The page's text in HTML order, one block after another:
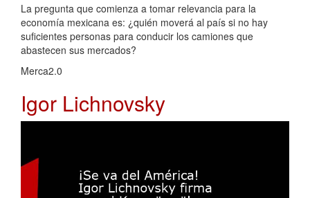
La pregunta que comienza a tomar relevancia para la
economía mexicana es: ¿quién moverá al país si no hay
suficientes personas para conducir los camiones que
abastecen sus mercados?
Merca2.0
Igor Lichnovsky